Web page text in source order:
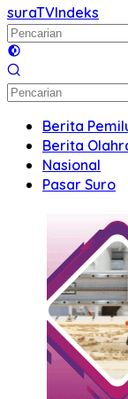
suraTVIndeks
Berita
Berita
Nasional
Pasar Suro